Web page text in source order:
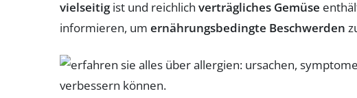
vielseitigist und reichlich verträgliches Gemüse
informieren, um ernährungsbedingte Beschwerden